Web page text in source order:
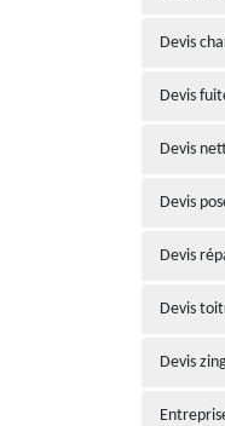
Devis
Devis
Devis
Devis
Devis
Devis
Devis